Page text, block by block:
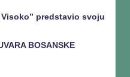
Visoko” predstavio svoju
BOSANSKE